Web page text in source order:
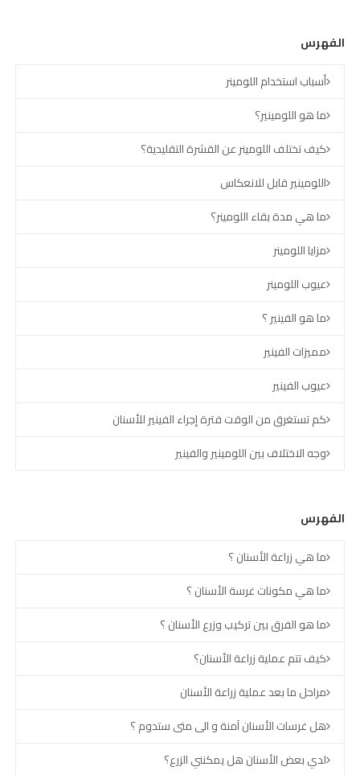
الفهرس
أسباب استخدام اللومينر
ما هو اللومينير؟
كيف تختلف اللومينر عن القشرة التقليدية؟
اللومينير قابل للانعكاس
ما هي مدة بقاء اللومينر؟
مزايا اللومينر
عيوب اللومينر
ما هو الفينير ؟
مميزات الفينير
عيوب الفينير
كم تستغرق من الوقت فترة إجراء الفينير للأسنان
وجه الاختلاف بين اللومينير والفينير
الفهرس
ما هي زراعة الأسنان ؟
ما هي مكونات غرسة الأسنان ؟
ما هو الفرق بين تركيب وزرع الأسنان ؟
كيف تتم عملية زراعة الأسنان؟
مراحل ما بعد عملية زراعة الأسنان
هل غرسات الأسنان آمنة و الى متى ستدوم ؟
لدي بعض الأسنان هل يمكنني الزرع؟